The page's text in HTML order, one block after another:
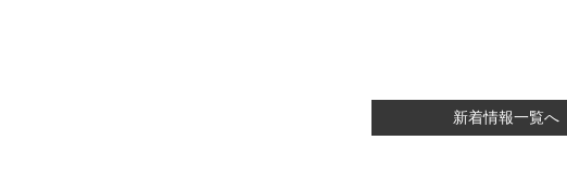
新着情報一覧へ